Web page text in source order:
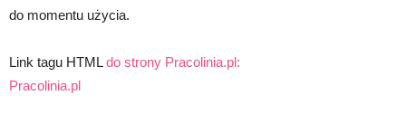
do momentu użycia.
Link tagu HTMLdo strony Pracolinia.pl:
Pracolinia.pl